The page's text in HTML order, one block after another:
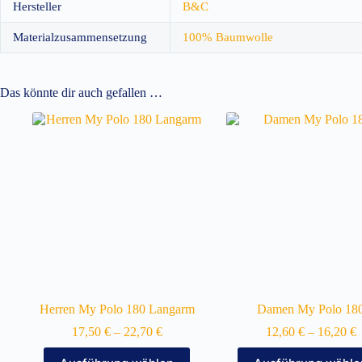
Hersteller B&C
Materialzusammensetzung 100% Baumwolle
Das könnte dir auch gefallen …
Herren My Polo 180 Langarm
17,50 €– 22,70 €
Damen My Polo
12,60 €– 16,20 €